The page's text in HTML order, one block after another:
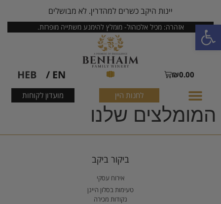
פתח סרגל נגישות
יינות היקב כשרים למהדרין. לא מבושלים
אזהרה: מכיל אלכוהול- מומלץ להימנע משתייה מופרזת.
₪0.00
EN /
HEB
לחנות היין מועדון לקוחות
המומלצים שלנו
ביקור ביקב
אירוח עסקי
טעימות בסלון היינן
נקודות מכירה